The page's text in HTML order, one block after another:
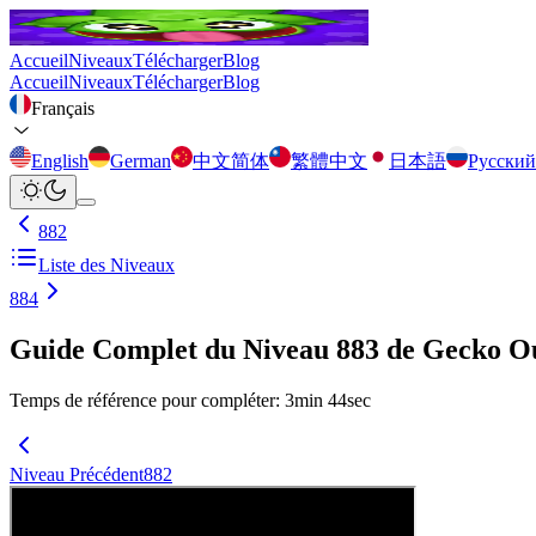
AccueilNiveauxTéléchargerBlog
AccueilNiveauxTéléchargerBlog
Français
English German 中文简体 繁體中文 日本語 Русский
882
Liste des Niveaux
884
Guide Complet du Niveau 883 de Gecko
Temps de référence pour compléter: 3min 44sec
Niveau Précédent882